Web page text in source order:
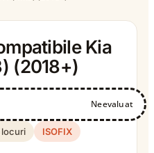
Kia
(2018+)
Neevaluat
locuri
ISOFIX